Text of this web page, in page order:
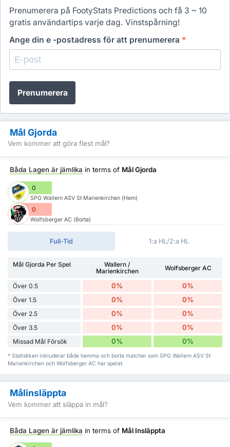
Prenumerera på FootyStats Predictions och få 3 ~ 10
gratis användartips varje dag. Vinstspårning!
Ange din e -postadress för att prenumerera *
Prenumerera
Mål Gjorda
Vem kommer att göra flest mål?
Båda Lagen är jämlika in terms of Mål Gjorda
0
SPG Wallern ASV St Marienkirchen (Hem)
0
Wolfsberger AC (Borta)
Full-Tid 1:a HL/2:a HL
Mål Gjorda Per Spel
Wallern /
Marienkirchen
Wolfsberger AC
Över 0.5 0% 0%
Över 1.5 0% 0%
Över 2.5 0% 0%
Över 3.5 0% 0%
Missad Mål Försök 0% 0%
* Statistiken inkluderar både hemma och borta matcher som SPG Wallern ASV St
Marienkirchen och Wolfsberger AC har spelat.
Målinsläppta
Vem kommer att släppa in mål?
Båda Lagen är jämlika in terms of Mål Insläppta